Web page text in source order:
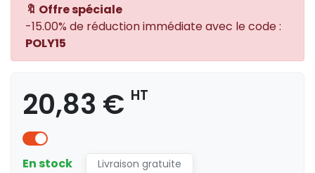
🔖 Offre spéciale
-15.00% de réduction immédiate avec le code :
POLY15
20,83 € HT
En stock
Livraison gratuite